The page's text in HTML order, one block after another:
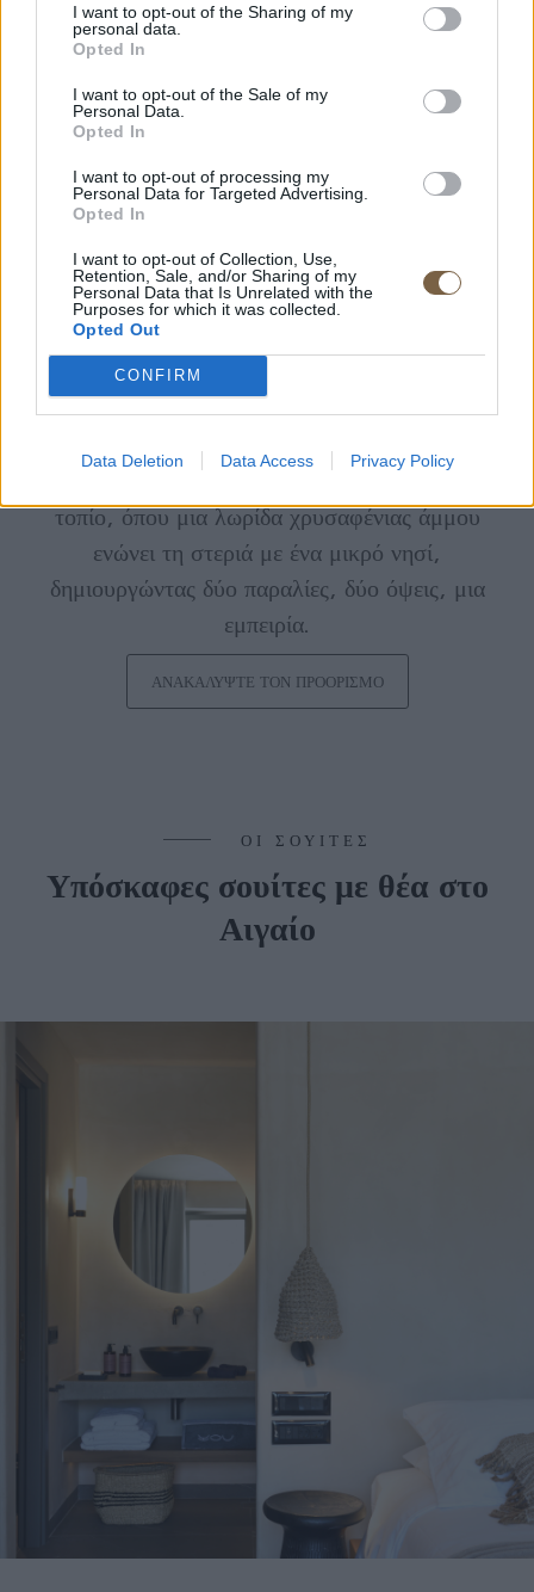
I want to opt-out of the Sharing of my
personal data.
Opted In
I want to opt-out of the Sale of my
Personal Data.
Opted In
I want to opt-out of processing my
Personal Data for Targeted Advertising.
Opted In
I want to opt-out of Collection, Use,
Retention, Sale, and/or Sharing of my
Personal Data that Is Unrelated with the
Purposes for which it was collected.
Opted Out
CONFIRM
Data Deletion Data Access Privacy Policy
Σε ένα από τα πιο ξεχωριστά σημεία των
Κυκλάδων, το YOU Suites Kythnos ατενίζει
τοπίο, όπου μια λωρίδα χρυσαφένιας άμμου
ενώνει τη στεριά με ένα μικρό νησί,
δημιουργώντας δύο παραλίες, δύο όψεις, μια
εμπειρία.
ΑΝΑΚΑΛΎΨΤΕ ΤΟΝ ΠΡΟΟΡΙΣΜΌ
ΟΙ ΣΟΥΊΤΕΣ
Υπόσκαφες σουίτες με θέα στο
Αιγαίο